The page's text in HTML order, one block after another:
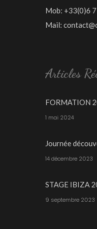
Mob: +33(0)6
Mail:
Articles
FORMATION
1 mai 2024
Journée
14 décembre 2023
STAGE IBIZA
9 septembre 2023